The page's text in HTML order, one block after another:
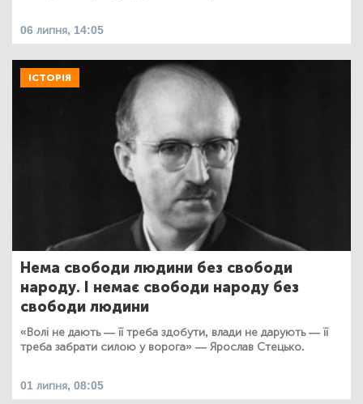
06 липня, 14:05
ІСТОРІЯ
Нема свободи людини без свободи
народу. І немає свободи народу без
свободи людини
«Волі не дають — її треба здобути, влади не дарують — її
треба забрати силою у ворога» — Ярослав Стецько.
01 липня, 08:05